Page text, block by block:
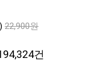
22,900원
건